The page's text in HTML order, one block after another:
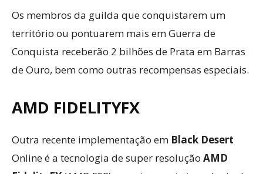
Os membros da guilda que conquistarem um
território ou pontuarem mais em Guerra de
Conquista receberão 2 bilhões de Prata em Barras
de Ouro, bem como outras recompensas especiais.
AMD FIDELITYFX
Outra recente implementação em Black Desert
Online é a tecnologia de super resolução AMD